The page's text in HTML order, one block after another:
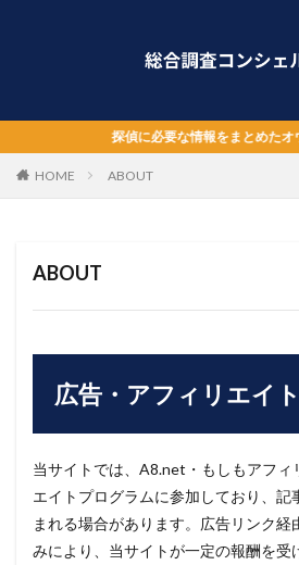
探偵に必要な情報をまとめたオウ
HOME ABOUT
ABOUT
広告・アフィリエイ
当サイトでは、A8.net・もしもアフィ
エイトプログラムに参加しており、記
まれる場合があります。広告リンク経
みにより、当サイトが一定の報酬を受